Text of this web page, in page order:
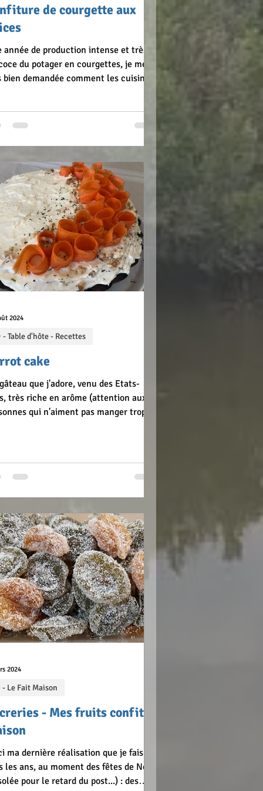
de courgette aux
année de production intense et très
du potager en courgettes, je me
bien demandée comment les cuisiner
sur internet, et je me suis
de confiture à la courgette bien
Au début je proposais à mes
de deviner la composition pour éviter
éventuelle hésitation à la goûter.
vu le succès, maintenant, j’annon
cake
que j'adore, venu des Etats-
très riche en arôme (attention aux
qui n'aiment pas manger trop
120 g de sucre 120 g de vergeoise
2 càc de levure chimique 1 càc de
de soude 2 càc de cannelle en
1/4 càc de « 4 épices » 1/4 càc de
en poudre 1/2
- Table d'hôte - Recettes
2024
- Mes fruits confits
ma dernière réalisation que je fais
les ans, au moment des fêtes de Noël
pour le retard du post...) : des
- Le Fait Maison
2024